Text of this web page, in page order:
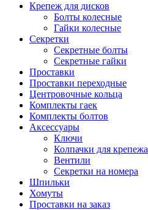
Крепеж для дисков
Болты колесные
Гайки колесные
Секретки
Секретные болты
Секретные гайки
Проставки
Проставки переходные
Центровочные кольца
Комплекты гаек
Комплекты болтов
Аксессуары
Ключи
Колпачки для крепежа
Вентили
Секретки на номера
Шпильки
Хомуты
Проставки на заказ